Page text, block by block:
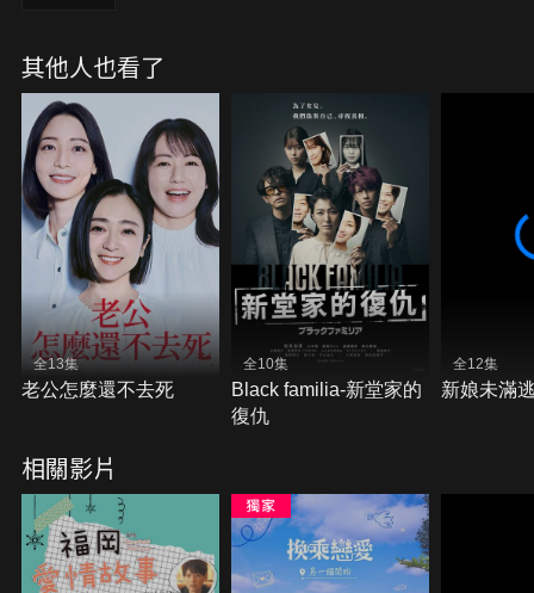
其他人也看了
全13集
老公怎麼還不去死
全10集
Black familia-新堂家的
復仇
全12集
新娘未滿
相關影片